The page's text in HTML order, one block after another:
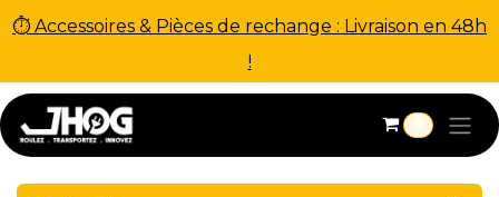
⏱ Accessoires & Pièces de rechange : Livraison en 48h
!
Se rendre au contenu
0